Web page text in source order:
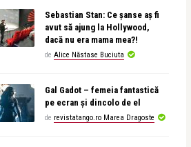
Sebastian Stan: Ce șanse aș fi
avut să ajung la Hollywood,
dacă nu era mama mea?!
de Alice Năstase Buciuta
Gal Gadot – femeia fantastică
pe ecran și dincolo de el
de revistatango.ro Marea Dragoste